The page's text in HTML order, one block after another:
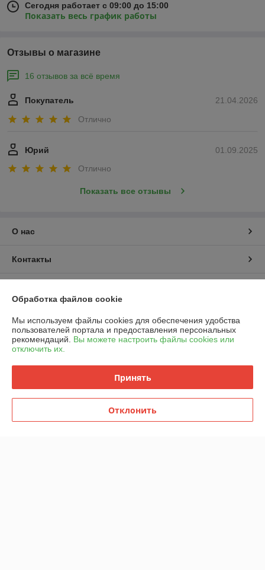
Сегодня работает с 09:00 до 15:00
Показать весь график работы
Отзывы о магазине
16 отзывов за всё время
21.04.2026
Покупатель
Отлично
01.09.2025
Юрий
Отлично
Показать все отзывы
О нас
Контакты
Полная версия сайта
Сайт создан на платформе Deal.by
Обработка файлов cookie
Мы используем файлы cookies для обеспечения удобства
пользователей портала и предоставления персональных
рекомендаций. Вы можете настроить файлы cookies или
отключить их.
Принять
Отклонить